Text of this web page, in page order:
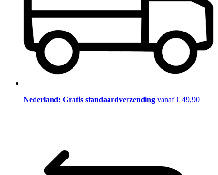
Nederland: Gratis standaardverzending vanaf € 49,90